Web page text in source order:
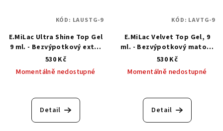
E.MiLac Ultra Shine Top Gel
9 ml. - Bezvýpotkový extra
silný vrchní top gel
530 Kč
Momentálně nedostupné
Detail
KÓD: LAUSTG-9
E.MiLac Velvet Top Gel, 9
ml. - Bezvýpotkový matový
vrchní top gel
530 Kč
Momentálně nedostupné
Detail
KÓD: LAVTG-9